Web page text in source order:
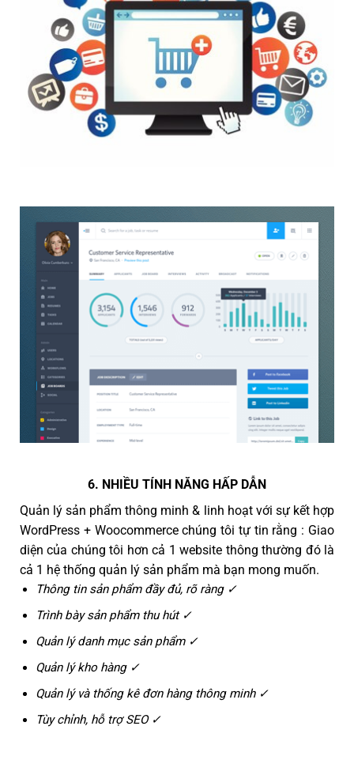
6. NHIỀU TÍNH NĂNG HẤP DẪN
Quản lý sản phẩm thông minh & linh hoạt với sự kết hợp
WordPress + Woocommerce chúng tôi tự tin rằng : Giao
diện của chúng tôi hơn cả 1 website thông thường đó là
cả 1 hệ thống quản lý sản phẩm mà bạn mong muốn.
Thông tin sản phẩm đầy đủ, rõ ràng ✓
Trình bày sản phẩm thu hút ✓
Quản lý danh mục sản phẩm ✓
Quản lý kho hàng ✓
Quản lý và thống kê đơn hàng thông minh ✓
Tùy chỉnh, hỗ trợ SEO ✓